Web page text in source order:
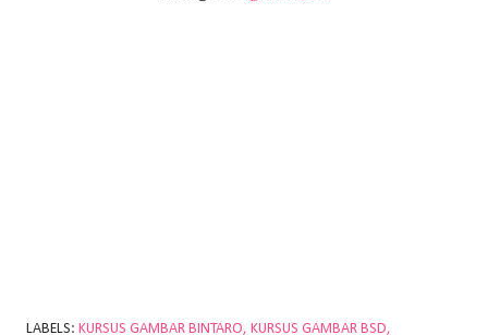
LABELS: KURSUS GAMBAR BINTARO KURSUS GAMBAR BSD